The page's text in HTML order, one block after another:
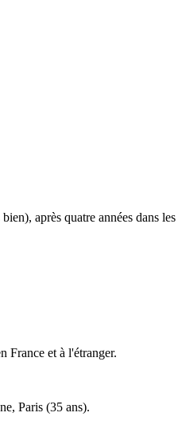
après quatre années dans
France et à l'étranger.
Paris (35 ans).